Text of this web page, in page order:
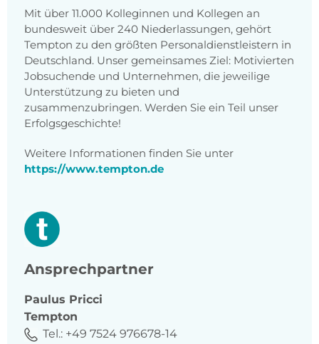
Mit über 11.000 Kolleginnen und Kollegen an
bundesweit über 240 Niederlassungen, gehört
Tempton zu den größten Personaldienstleistern in
Deutschland. Unser gemeinsames Ziel: Motivierten
Jobsuchende und Unternehmen, die jeweilige
Unterstützung zu bieten und
zusammenzubringen. Werden Sie ein Teil unser
Erfolgsgeschichte!
Weitere Informationen finden Sie unter
https://www.tempton.de
Ansprechpartner
Paulus Pricci
Tempton
Tel.: +49 7524 976678-14